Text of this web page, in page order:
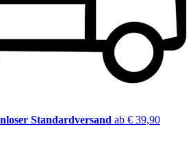
Standardversand ab € 39,90